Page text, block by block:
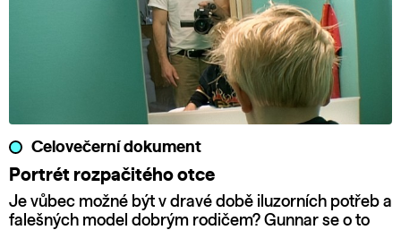
Celovečerní dokument
Portrét rozpačitého otce
Je vůbec možné být v dravé době iluzorních potřeb a
falešných model dobrým rodičem? Gunnar se o to